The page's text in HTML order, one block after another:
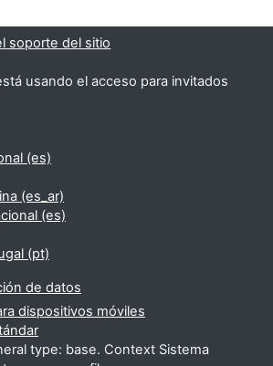
soporte del sitio
usando el acceso para invitados
‎(es)‎
‎(es_ar)‎
‎(es)‎
‎(pt)‎
de datos
dispositivos móviles
type: base. Context Sistema